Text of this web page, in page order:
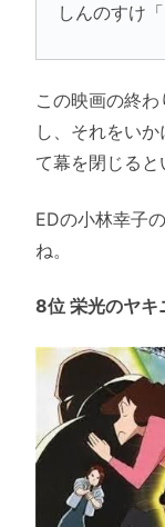
しんのすけ
この映画の終
し、それをい
て幕を閉じると
EDの小林幸子
ね。
8位 栄光のヤキ